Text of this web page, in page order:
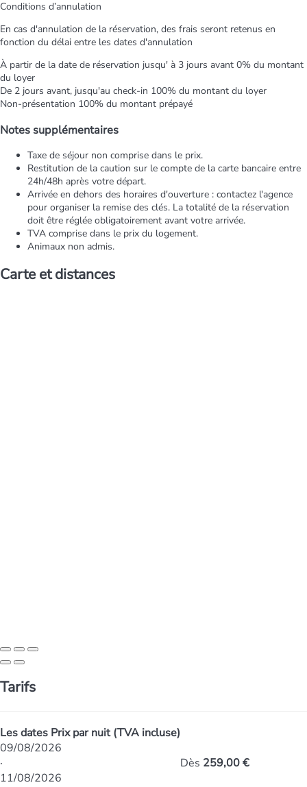
Conditions d’annulation
En cas d'annulation de la réservation, des frais seront retenus en
fonction du délai entre les dates d'annulation
À partir de la date de réservation jusqu' à 3 jours avant 0% du montant
du loyer
De 2 jours avant, jusqu'au check-in 100% du montant du loyer
Non-présentation 100% du montant prépayé
Notes supplémentaires
Taxe de séjour non comprise dans le prix.
Restitution de la caution sur le compte de la carte bancaire entre
24h/48h après votre départ.
Arrivée en dehors des horaires d'ouverture : contactez l'agence
pour organiser la remise des clés. La totalité de la réservation
doit être réglée obligatoirement avant votre arrivée.
TVA comprise dans le prix du logement.
Animaux non admis.
Carte et distances
Tarifs
Les dates Prix par nuit (TVA incluse)
09/08/2026
·
11/08/2026
Dès 259,00 €